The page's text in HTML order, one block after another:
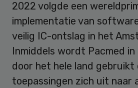
2022 volgde een
implementatie van
veilig IC-ontslag in het
Inmiddels wordt Pacmed in
door het hele land gebruikt
toepassingen zich uit naar